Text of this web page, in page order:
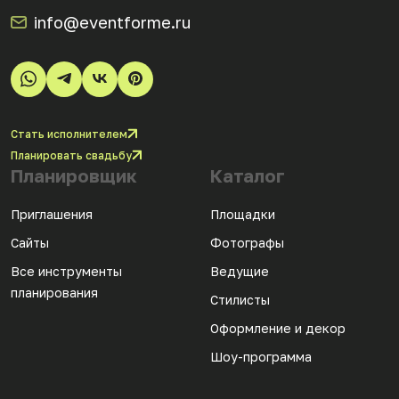
info@eventforme.ru
Стать исполнителем
Планировать свадьбу
Планировщик
Приглашения
Сайты
Все инструменты
планирования
Каталог
Площадки
Фотографы
Ведущие
Стилисты
Оформление и декор
Шоу-программа